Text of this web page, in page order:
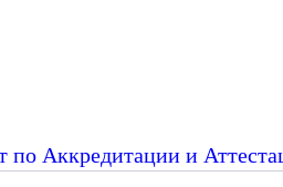
по Аккредитации и